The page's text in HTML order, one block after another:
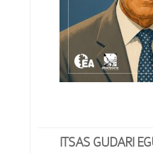
ITSAS GUDARI